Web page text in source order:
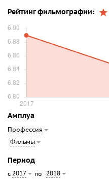
Рейтинг фильмографии:
Амплуа
Профессия
Фильмы
Период
с 2017 по 2018